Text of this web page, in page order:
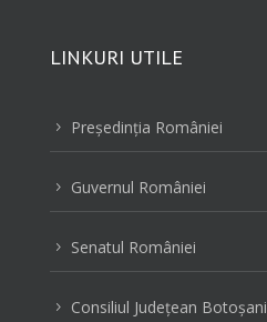
LINKURI UTILE
5 Preşedinţia României
5 Guvernul României
5 Senatul României
5 Consiliul Judeţean Botoşani